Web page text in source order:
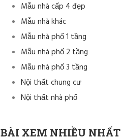
Mẫu nhà cấp 4 đẹp
Mẫu nhà khác
Mẫu nhà phố 1 tầng
Mẫu nhà phố 2 tầng
Mẫu nhà phố 3 tầng
Nội thất chung cư
Nội thất nhà phố
BÀI XEM NHIỀU NHẤT